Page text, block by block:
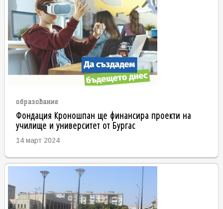
образование
Фондация Кроношпан ще финансира проекти на
училище и университет от Бургас
14 март 2024